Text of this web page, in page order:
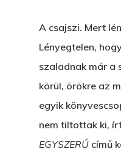
A csajszi. Mert
Lényegtelen,
szaladnak már a
körül, örökre az
egyik
nem tiltottak ki,
EGYSZERŰ című